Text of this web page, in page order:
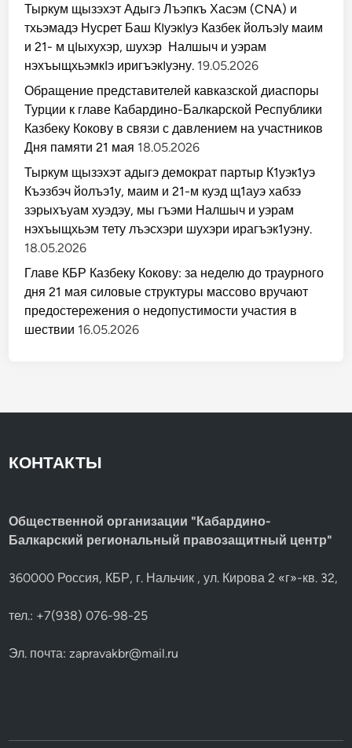
Тыркум щызэхэт Адыгэ Лъэпкъ Хасэм (CNA) и
тхьэмадэ Нусрет Баш КIуэкIуэ Казбек йолъэIу маим
и 21- м цIыхухэр, шухэр Налшыч и уэрам
нэхъыщхьэмкIэ иригъэкIуэну. 19.05.2026
Обращение представителей кавказской диаспоры
Турции к главе Кабардино-Балкарской Республики
Казбеку Кокову в связи с давлением на участников
Дня памяти 21 мая 18.05.2026
Тыркум щызэхэт адыгэ демократ партыр К1уэк1уэ
Къэзбэч йолъэ1у, маим и 21-м куэд щ1ауэ хабзэ
зэрыхъуам хуэдэу, мы гъэми Налшыч и уэрам
нэхъыщхьэм тету лъэсхэри шухэри ирагъэк1уэну.
18.05.2026
Главе КБР Казбеку Кокову: за неделю до траурного
дня 21 мая силовые структуры массово вручают
предостережения о недопустимости участия в
шествии 16.05.2026
КОНТАКТЫ
Общественной организации "Кабардино-
Балкарский региональный правозащитный центр"
360000 Россия, КБР, г. Нальчик , ул. Кирова 2 «г»-кв. 32,
тел.: +7(938) 076-98-25
Эл. почта:zapravakbr@mail.ru